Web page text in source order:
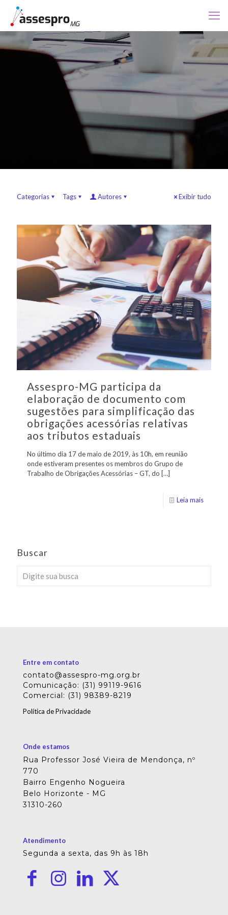
Categorias Tags Autores Exibir tudo
Assespro-MG participa da
elaboração de documento com
sugestões para simplificação das
obrigações acessórias relativas
aos tributos estaduais
No último dia 17 de maio de 2019, às 10h, em reunião
onde estiveram presentes os membros do Grupo de
Trabalho de Obrigações Acessórias – GT, do […]
Leia mais
Buscar
Entre em contato
contato@assespro-mg.org.br
Comunicação: (31) 99119-9616
Comercial: (31) 98389-8219
Política de Privacidade
Onde estamos
Rua Professor José Vieira de Mendonça, nº
770
Bairro Engenho Nogueira
Belo Horizonte - MG
31310-260
Atendimento
Segunda a sexta, das 9h às 18h